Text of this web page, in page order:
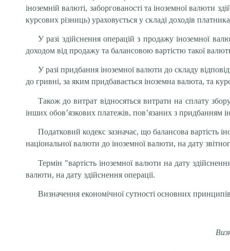
іноземній валюті, заборгованості та іноземної валюти
курсових різниць) ураховується у складі доходів
У разі здійснення операцій з продажу іноземної
доходом від продажу та балансовою вартістю такої
У разі придбання іноземної валюти до складу
до гривні, за яким придбавається іноземна валюта, та
Також до витрат відносяться витрати на сплату
інших обов’язкових платежів, пов’язаних з придбанням
Податковий кодекс зазначає, що балансова вартість
національної валюти до іноземної валюти, на дату
Термін "вартість іноземної валюти на дату
валюти, на дату здійснення операції.
Визначення економічної сутності основних